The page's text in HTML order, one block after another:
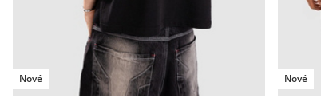
Nové Nové